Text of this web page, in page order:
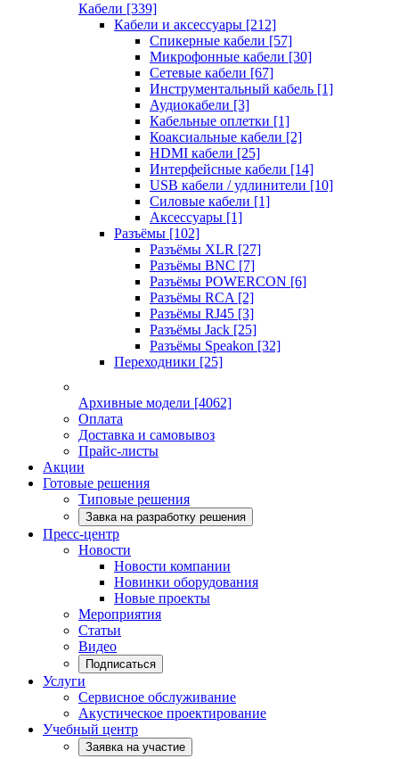
Кабели [339]
Кабели и аксессуары [212]
Спикерные кабели [57]
Микрофонные кабели [30]
Сетевые кабели [67]
Инструментальный кабель [1]
Аудиокабели [3]
Кабельные оплетки [1]
Коаксиальные кабели [2]
HDMI кабели [25]
Интерфейсные кабели [14]
USB кабели / удлинители [10]
Силовые кабели [1]
Аксессуары [1]
Разъёмы [102]
Разъёмы XLR [27]
Разъёмы BNC [7]
Разъёмы POWERCON [6]
Разъёмы RCA [2]
Разъёмы RJ45 [3]
Разъёмы Jack [25]
Разъёмы Speakon [32]
Переходники [25]
Архивные модели [4062]
Оплата
Доставка и самовывоз
Прайс-листы
Акции
Готовые решения
Типовые решения
Завка на разработку решения
Пресс-центр
Новости
Новости компании
Новинки оборудования
Новые проекты
Мероприятия
Статьи
Видео
Подписаться
Услуги
Сервисное обслуживание
Акустическое проектирование
Учебный центр
Заявка на участие